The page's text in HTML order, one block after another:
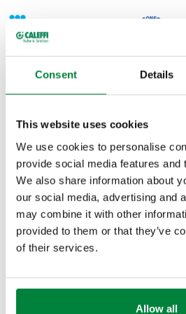
Consent Details
This website uses cookies
We use cookies to personalise
provide social media features and
We also share information about
our social media, advertising and
may combine it with other
provided to them or that they’ve
of their services.
Allow all
DESSINS ET
Code
Raccord DN
324140
G 1/2" A (ISO 228-
DN
PDF